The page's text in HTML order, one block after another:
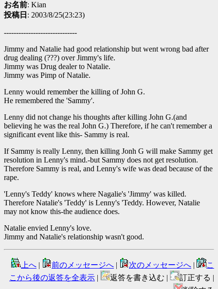
お名前: Kian
投稿日 : 2003/8/25(23:23)
------------------------------
Jimmy and Natalie had good relationship but went wrong bad after
drug dealing (???) over Jimmy's life.
Jimmy was Drug dealer to Natalie.
Jimmy was Pimp of Natalie.
Lenny would remember the killing of John G.
He remembered the 'Sammy'.
Lenny did not change his thoughts after killing John G.(and
believing he was the real John G.) Therefore, if he can't remember a
significant event like this- Sammy is real.
If Sammy is really Lenny, then killing Jonh G will make Sammy get
resolution in Lenny's mind.-but Sammy does not get resolution.
Therefore Sammy is real, and Lenny's wife was dead because of the
rape.
'Lenny's Teddy' knows where Nagalie's 'Jimmy' was killed.
Therefore Natalie's 'Teddy' is Lenny's 'Teddy. However, Natalie
may not know this-the audience does.
Natalie envied Lenny's love.
Jimmy and Natalie's relationship wasn't good.
上へ | 前のメッセージへ | 次のメッセージへ |
こ
こから後の返答を全表示 | 返答を書き込む |
訂正する |